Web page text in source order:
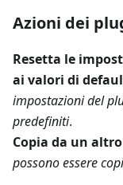
Azioni dei
Resetta le
ai valori di
impostazioni del
predefiniti.
Copia da un
possono essere